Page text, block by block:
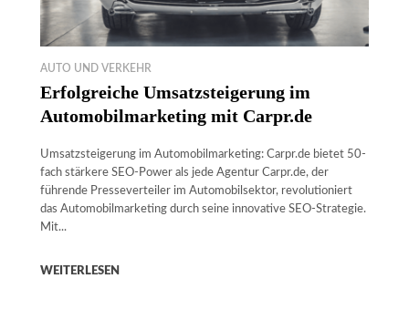
AUTO UND VERKEHR
Erfolgreiche Umsatzsteigerung im
Automobilmarketing mit Carpr.de
Umsatzsteigerung im Automobilmarketing: Carpr.de bietet 50-
fach stärkere SEO-Power als jede Agentur Carpr.de, der
führende Presseverteiler im Automobilsektor, revolutioniert
das Automobilmarketing durch seine innovative SEO-Strategie.
Mit...
WEITERLESEN